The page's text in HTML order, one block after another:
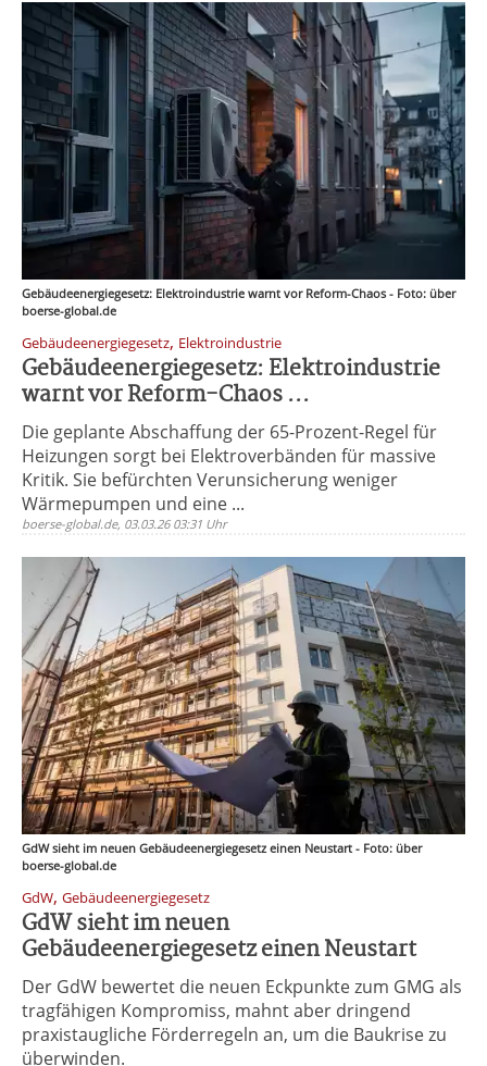
Gebäudeenergiegesetz: Elektroindustrie warnt vor Reform-Chaos - Foto: über
boerse-global.de
Gebäudeenergiegesetz, Elektroindustrie
Gebäudeenergiegesetz: Elektroindustrie
warnt vor Reform-Chaos ...
Die geplante Abschaffung der 65-Prozent-Regel für
Heizungen sorgt bei Elektroverbänden für massive
Kritik. Sie befürchten Verunsicherung weniger
Wärmepumpen und eine ...
boerse-global.de, 03.03.26 03:31 Uhr
GdW sieht im neuen Gebäudeenergiegesetz einen Neustart - Foto: über
boerse-global.de
GdW, Gebäudeenergiegesetz
GdW sieht im neuen
Gebäudeenergiegesetz einen Neustart
Der GdW bewertet die neuen Eckpunkte zum GMG als
tragfähigen Kompromiss, mahnt aber dringend
praxistaugliche Förderregeln an, um die Baukrise zu
überwinden.